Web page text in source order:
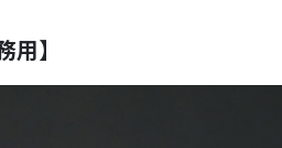
由
】